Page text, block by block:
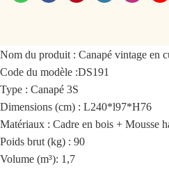
Nom du produit : Canapé vintage en
Code du modèle :DS191
Type : Canapé 3S
Dimensions (cm) : L240*l97*H76
Matériaux : Cadre en bois + Mousse
Poids brut (kg) : 90
Volume (m³): 1,7